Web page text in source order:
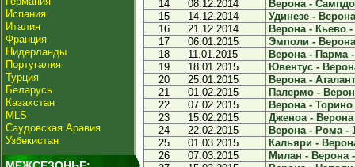
Испания
Италия
Франция
Нидерланды
Португалия
Турция
Беларусь
Казахстан
MLS
Саудовская Аравия
Узбекистан
14
08.12.2014
Верона -
15
14.12.2014
Удинезе -
16
21.12.2014
Верона - Кьево -
17
06.01.2015
Эмполи -
18
11.01.2015
Верона - Парма
19
18.01.2015
Ювентус -
20
25.01.2015
Верона -
21
01.02.2015
Палермо -
22
07.02.2015
Верона - Торино
23
15.02.2015
Дженоа - Верона
24
22.02.2015
Верона - Рома -
25
01.03.2015
Кальяри -
26
07.03.2015
Милан - Верона